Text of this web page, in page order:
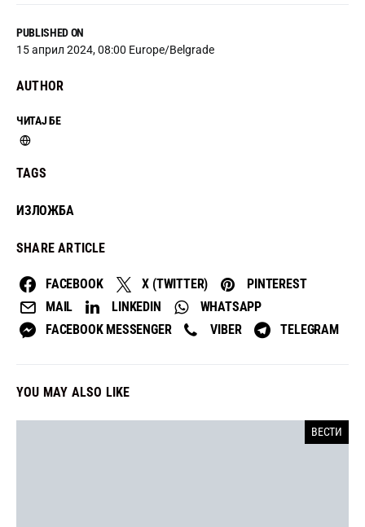
PUBLISHED ON
15 април 2024, 08:00 Europe/Belgrade
AUTHOR
ЧИТАЈ БЕ
TAGS
ИЗЛОЖБА
SHARE ARTICLE
FACEBOOK X (TWITTER)
PINTEREST
MAIL
LINKEDIN
WHATSAPP
FACEBOOK MESSENGER
VIBER TELEGRAM
YOU MAY ALSO LIKE
ВЕСТИ